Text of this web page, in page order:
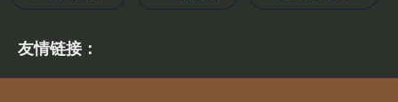
友情链接：